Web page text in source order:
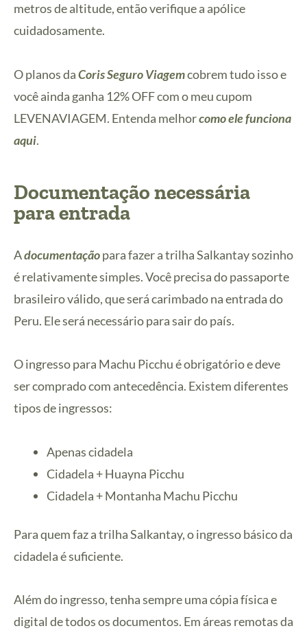
metros de altitude, então verifique a apólice
cuidadosamente.
O planos daCoris Seguro Viagemcobrem tudo isso e
você ainda ganha 12% OFF com o meu cupom
LEVENAVIAGEM. Entenda melhorcomo ele funciona
aqui.
Documentação necessária
para entrada
Adocumentaçãopara fazer a trilha Salkantay sozinho
é relativamente simples. Você precisa do passaporte
brasileiro válido, que será carimbado na entrada do
Peru. Ele será necessário para sair do país.
O ingresso para Machu Picchu é obrigatório e deve
ser comprado com antecedência. Existem diferentes
tipos de ingressos:
Apenas cidadela
Cidadela + Huayna Picchu
Cidadela + Montanha Machu Picchu
Para quem faz a trilha Salkantay, o ingresso básico da
cidadela é suficiente.
Além do ingresso, tenha sempre uma cópia física e
digital de todos os documentos. Em áreas remotas da